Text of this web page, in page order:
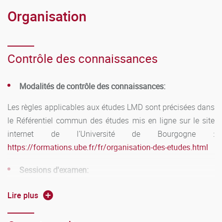
Laboratoire Psy-DREPI - pôle AAFE
catherine.lobet@ube.fr
Organisation
Contrôle des connaissances
Modalités de contrôle des connaissances:
Les règles applicables aux études LMD sont précisées dans
le Référentiel commun des études mis en ligne sur le site
internet de l’Université de Bourgogne :
https://formations.ube.fr/fr/organisation-des-etudes.html
Sessions d'examen:
Première session :
Lire plus